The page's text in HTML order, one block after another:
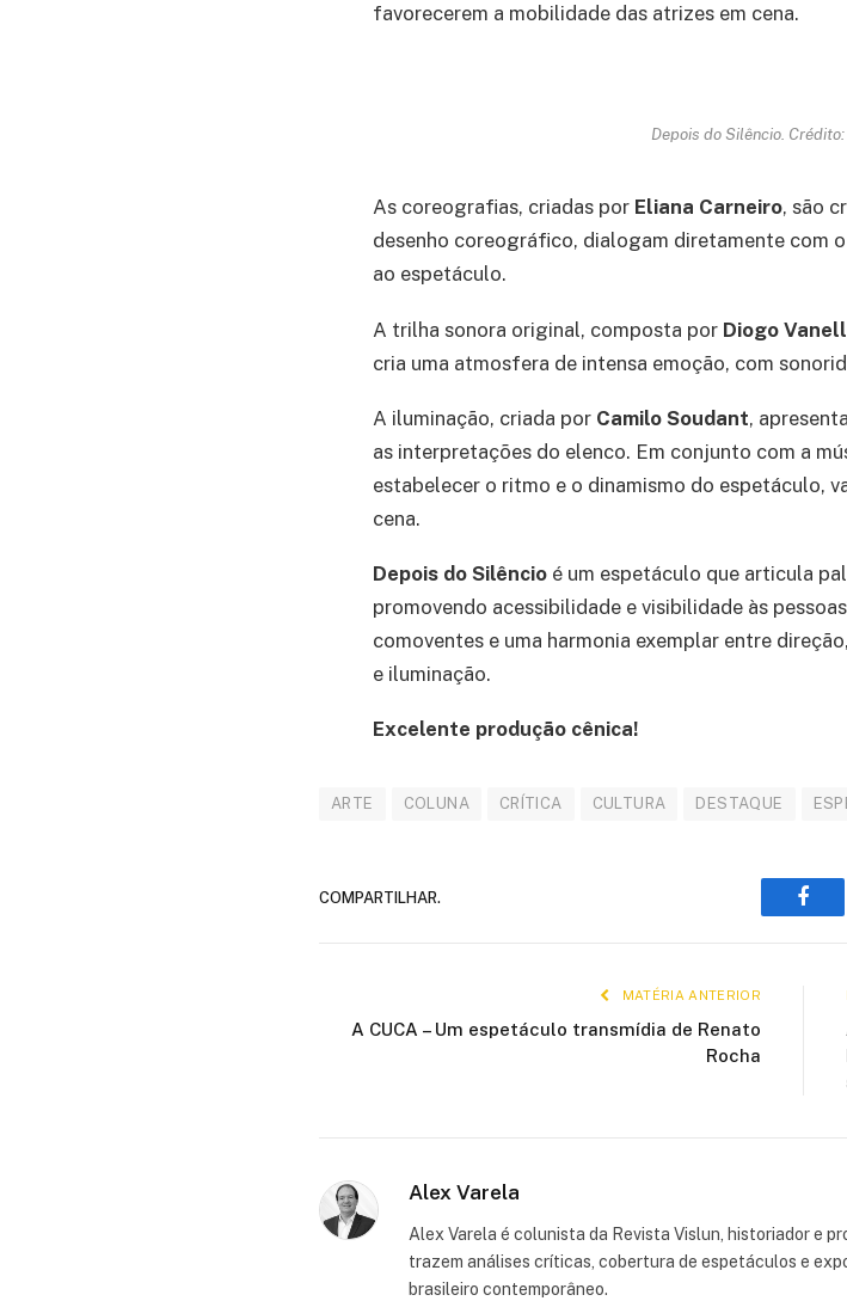
favorecerem a mobilidade das atrizes em cena.
Depois do Silêncio.
As coreografias, criadas por Eliana Carneiro, são
desenho coreográfico, dialogam diretamente com
ao espetáculo.
A trilha sonora original, composta por Diogo
cria uma atmosfera de intensa emoção, com
A iluminação, criada por Camilo Soudant,
as interpretações do elenco. Em conjunto com a
estabelecer o ritmo e o dinamismo do espetáculo,
cena.
Depois do Silêncio é um espetáculo que articula
promovendo acessibilidade e visibilidade às
comoventes e uma harmonia exemplar entre
e iluminação.
Excelente produção cênica!
ARTE COLUNA CRÍTICA CULTURA DESTAQUE
COMPARTILHAR.
MATÉRIA ANTERIOR
A CUCA – Um espetáculo transmídia de Renato
Rocha
Alex Varela
Alex Varela é colunista da Revista Vislun, historiador e
trazem análises críticas, cobertura de espetáculos e
brasileiro contemporâneo.